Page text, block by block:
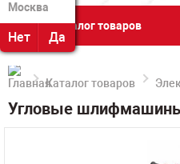
Москва
Нет Да
Москва
Нет Да
Каталог товаров
Каталог товаров
Угловые